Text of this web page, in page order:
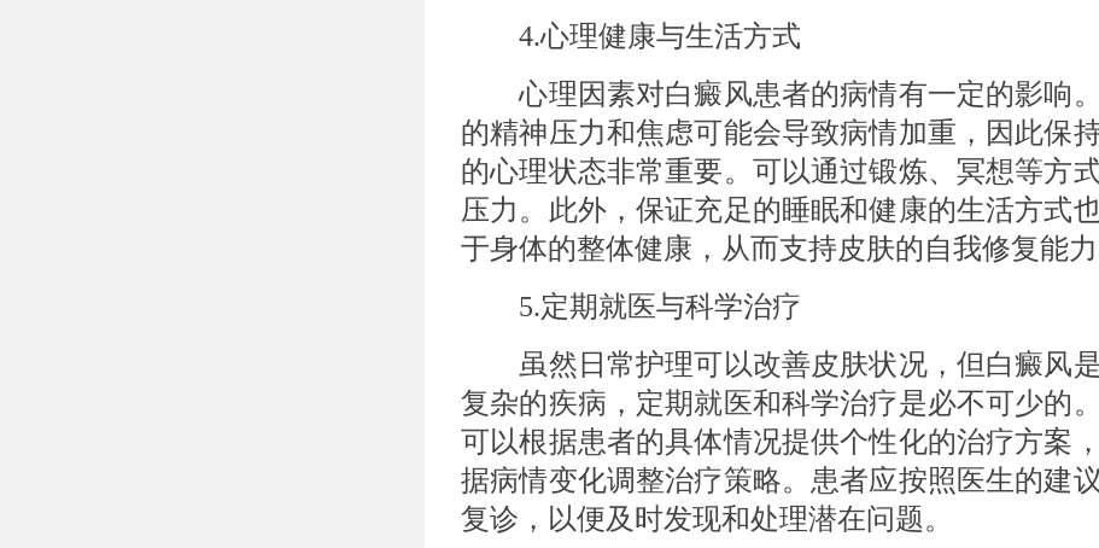
4.心理健康与生活方式
心理因素对白癜风患者的病情有一定的影响
的精神压力和焦虑可能会导致病情加重，因此保
的心理状态非常重要。可以通过锻炼、冥想等方
压力。此外，保证充足的睡眠和健康的生活方式
于身体的整体健康，从而支持皮肤的自我修复能力
5.定期就医与科学治疗
虽然日常护理可以改善皮肤状况，但白癜风
复杂的疾病，定期就医和科学治疗是必不可少的
可以根据患者的具体情况提供个性化的治疗方案
据病情变化调整治疗策略。患者应按照医生的建
复诊，以便及时发现和处理潜在问题。